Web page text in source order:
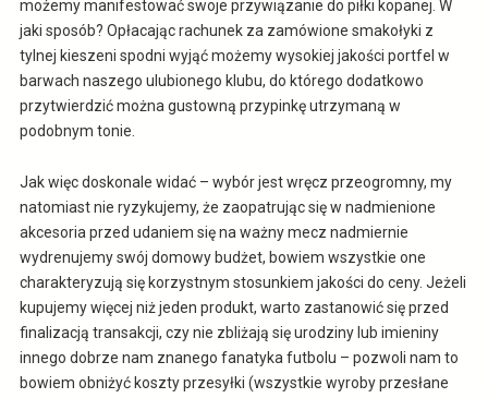
możemy manifestować swoje przywiązanie do piłki kopanej. W
jaki sposób? Opłacając rachunek za zamówione smakołyki z
tylnej kieszeni spodni wyjąć możemy wysokiej jakości portfel w
barwach naszego ulubionego klubu, do którego dodatkowo
przytwierdzić można gustowną przypinkę utrzymaną w
podobnym tonie.
Jak więc doskonale widać – wybór jest wręcz przeogromny, my
natomiast nie ryzykujemy, że zaopatrując się w nadmienione
akcesoria przed udaniem się na ważny mecz nadmiernie
wydrenujemy swój domowy budżet, bowiem wszystkie one
charakteryzują się korzystnym stosunkiem jakości do ceny. Jeżeli
kupujemy więcej niż jeden produkt, warto zastanowić się przed
finalizacją transakcji, czy nie zbliżają się urodziny lub imieniny
innego dobrze nam znanego fanatyka futbolu – pozwoli nam to
bowiem obniżyć koszty przesyłki (wszystkie wyroby przesłane